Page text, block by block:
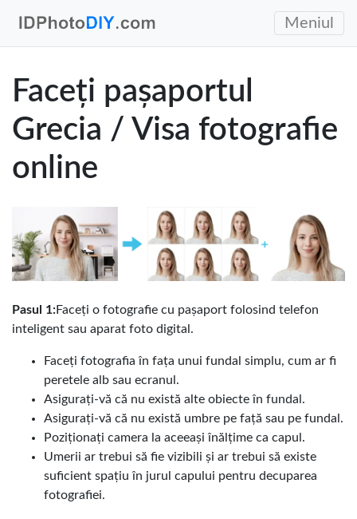
Meniul
Faceți pașaportul
Grecia / Visa fotografie
online
Pasul 1:Faceți o fotografie cu pașaport folosind telefon
inteligent sau aparat foto digital.
Faceți fotografia în fața unui fundal simplu, cum ar fi
peretele alb sau ecranul.
Asigurați-vă că nu există alte obiecte în fundal.
Asigurați-vă că nu există umbre pe față sau pe fundal.
Poziționați camera la aceeași înălțime ca capul.
Umerii ar trebui să fie vizibili și ar trebui să existe
suficient spațiu în jurul capului pentru decuparea
fotografiei.